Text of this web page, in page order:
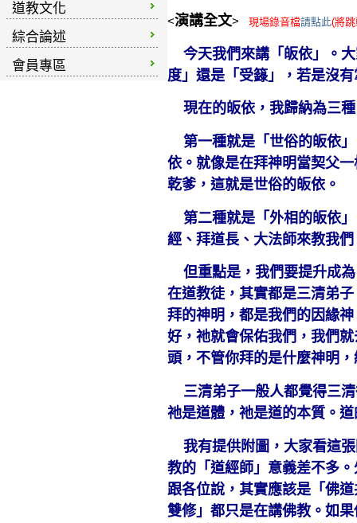
道教文化
綜合論述
會員專區
<演講全文> 現場錄音檔請點此(將
今天我們來講「皈依」。大
度」還是「受籙」，若是沒
現在的皈依，我歸納為三
第一種就是「世俗的皈依」
依。就像是在拜神明當契父
乾爹，這就是世俗的皈依。
第二種就是「外相的皈依」
經、拜道長、大法師來教我
但重點是，我們要提升成為
在道教徒，其實都是三清弟
拜的神明，都是我們的因緣
好，祂就會保佑我們，我們
頭，不管你拜的是什麼神明
三清弟子一般人都覺得三清
祂是道體，祂是道的本質。
我有提供附圖，大家看這張
教的「道經師」意義差不多
跟各位說，其實應該是「佛
雙修」都只是在講佛教。如